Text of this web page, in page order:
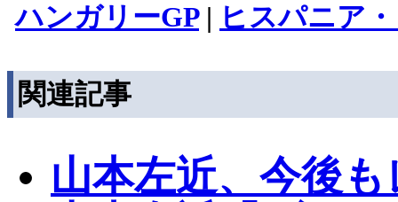
ハンガリーGP| ヒスパニア
関連記事
山本左近、今後